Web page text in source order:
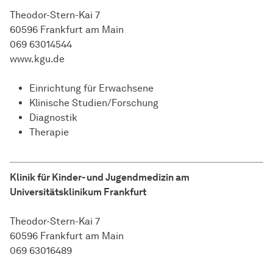
Theodor-Stern-Kai 7
60596 Frankfurt am Main
069 63014544
www.kgu.de
Einrichtung für Erwachsene
Klinische Studien/Forschung
Diagnostik
Therapie
Klinik für Kinder- und Jugendmedizin am
Universitätsklinikum Frankfurt
Theodor-Stern-Kai 7
60596 Frankfurt am Main
069 63016489